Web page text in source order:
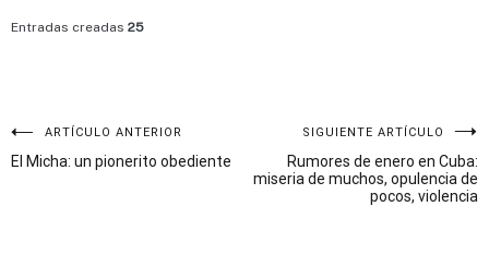
Entradas creadas 25
Navegación
de
ARTÍCULO ANTERIOR
El Micha: un pionerito obediente
SIGUIENTE ARTÍCULO
Rumores de enero en Cuba:
miseria de muchos, opulencia de
pocos, violencia